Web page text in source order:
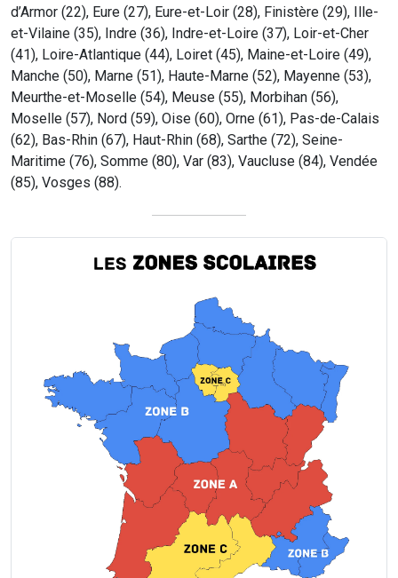
d’Armor (22), Eure (27), Eure-et-Loir (28), Finistère (29), Ille-
et-Vilaine (35), Indre (36), Indre-et-Loire (37), Loir-et-Cher
(41), Loire-Atlantique (44), Loiret (45), Maine-et-Loire (49),
Manche (50), Marne (51), Haute-Marne (52), Mayenne (53),
Meurthe-et-Moselle (54), Meuse (55), Morbihan (56),
Moselle (57), Nord (59), Oise (60), Orne (61), Pas-de-Calais
(62), Bas-Rhin (67), Haut-Rhin (68), Sarthe (72), Seine-
Maritime (76), Somme (80), Var (83), Vaucluse (84), Vendée
(85), Vosges (88).